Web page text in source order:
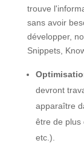
trouve
sans avoir
développer,
Snippets,
devront
apparaître
être de plus
etc.).